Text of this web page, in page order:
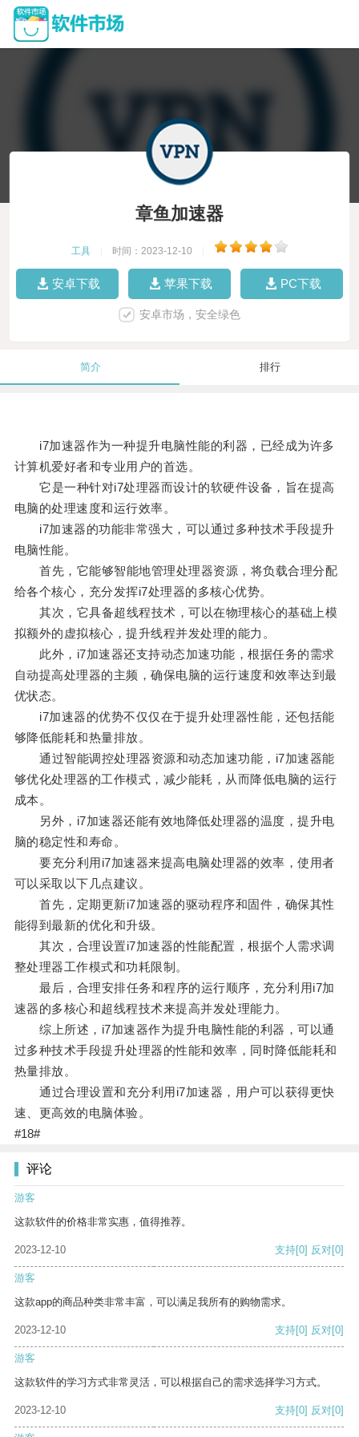
章鱼加速器
工具 时间：2023-12-10
安卓下载 苹果下载 PC下载
安卓市场，安全绿色
简介 排行
i7加速器作为一种提升电脑性能的利器，已经成为许多
计算机爱好者和专业用户的首选。
它是一种针对i7处理器而设计的软硬件设备，旨在提高
电脑的处理速度和运行效率。
i7加速器的功能非常强大，可以通过多种技术手段提升
电脑性能。
首先，它能够智能地管理处理器资源，将负载合理分配
给各个核心，充分发挥i7处理器的多核心优势。
其次，它具备超线程技术，可以在物理核心的基础上模
拟额外的虚拟核心，提升线程并发处理的能力。
此外，i7加速器还支持动态加速功能，根据任务的需求
自动提高处理器的主频，确保电脑的运行速度和效率达到最
优状态。
i7加速器的优势不仅仅在于提升处理器性能，还包括能
够降低能耗和热量排放。
通过智能调控处理器资源和动态加速功能，i7加速器能
够优化处理器的工作模式，减少能耗，从而降低电脑的运行
成本。
另外，i7加速器还能有效地降低处理器的温度，提升电
脑的稳定性和寿命。
要充分利用i7加速器来提高电脑处理器的效率，使用者
可以采取以下几点建议。
首先，定期更新i7加速器的驱动程序和固件，确保其性
能得到最新的优化和升级。
其次，合理设置i7加速器的性能配置，根据个人需求调
整处理器工作模式和功耗限制。
最后，合理安排任务和程序的运行顺序，充分利用i7加
速器的多核心和超线程技术来提高并发处理能力。
综上所述，i7加速器作为提升电脑性能的利器，可以通
过多种技术手段提升处理器的性能和效率，同时降低能耗和
热量排放。
通过合理设置和充分利用i7加速器，用户可以获得更快
速、更高效的电脑体验。
#18#
评论
游客
这款软件的价格非常实惠，值得推荐。
2023-12-10 支持[0] 反对[0]
游客
这款app的商品种类非常丰富，可以满足我所有的购物需求。
2023-12-10 支持[0] 反对[0]
游客
这款软件的学习方式非常灵活，可以根据自己的需求选择学习方式。
2023-12-10 支持[0] 反对[0]